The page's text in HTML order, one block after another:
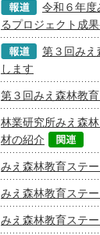
令和６年度
るプロジェクト成
第３回みえ
します
第３回みえ森林教
林業研究所みえ森
材の紹介
みえ森林教育ステ
みえ森林教育ステ
みえ森林教育ステ